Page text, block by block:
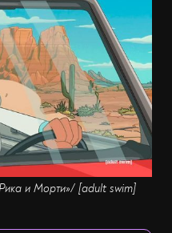
и Морти»/ [adult swim]